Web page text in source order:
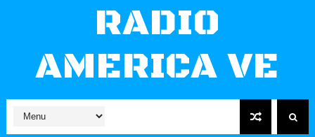
RADIO
AMERICA VE